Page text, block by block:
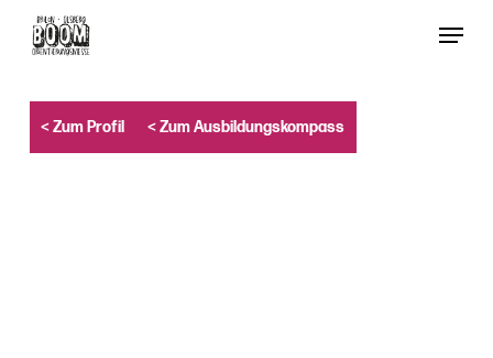
content
Menu
< Zum Profil < Zum Ausbildungskompass